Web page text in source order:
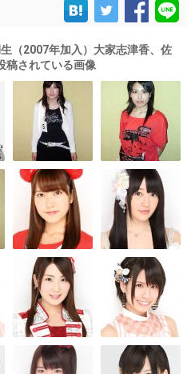
（2007年加入）大家志津香、佐
稿されている画像